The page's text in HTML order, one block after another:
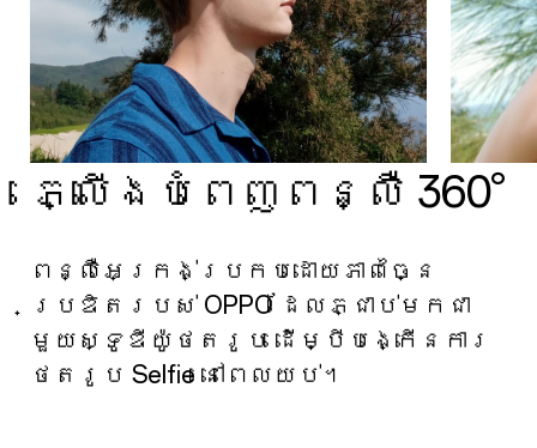
ភ្លើងបំពេញពន្លឺ 360°
ពន្លឺអេក្រង់ប្រកបដោយភាពច្នៃ
ប្រឌិតរបស់ OPPO ដែលភ្ជាប់មកជា
មួយស្ទូឌីយ៉ូថតរូប ដើម្បីបង្កើនការ
ថតរូប Selfie នៅពេលយប់។